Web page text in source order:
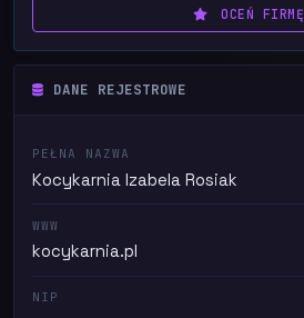
OCEŃ FIRMĘ
DANE REJESTROWE
PEŁNA NAZWA
Kocykarnia Izabela Rosiak
WWW
kocykarnia.pl
NIP